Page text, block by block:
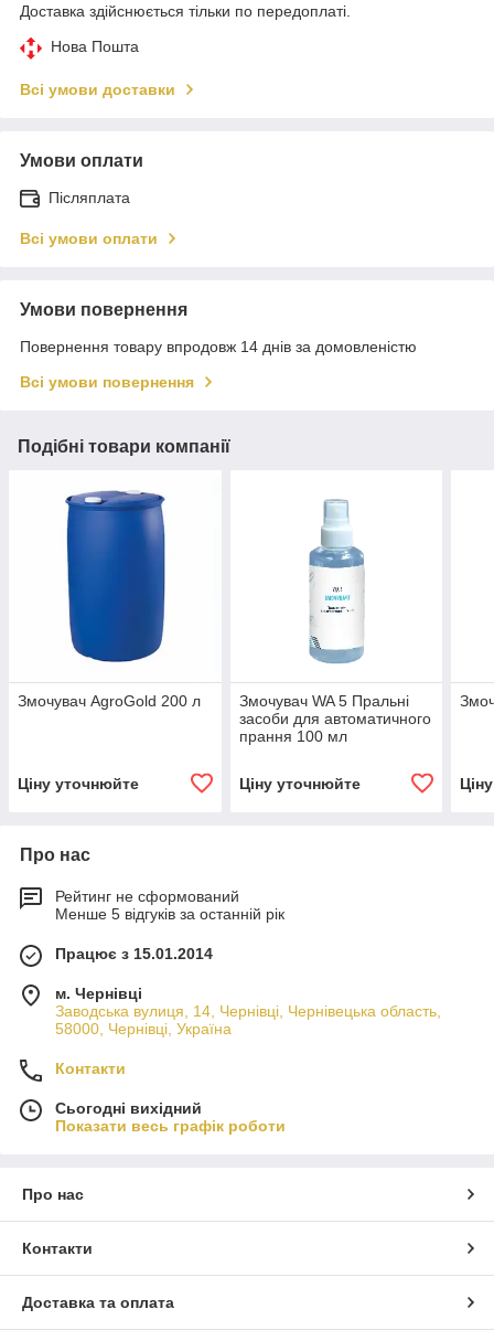
Доставка здійснюється тільки по передоплаті.
Нова Пошта
Всі умови доставки
Умови оплати
Післяплата
Всі умови оплати
Умови повернення
Повернення товару впродовж 14 днів за домовленістю
Всі умови повернення
Подібні товари компанії
Змочувач AgroGold 200 л
Ціну уточнюйте
Змочувач WA 5 Пральні
засоби для автоматичного
прання 100 мл
Ціну уточнюйте
Про нас
Рейтинг не сформований
Менше 5 відгуків за останній рік
Працює з 15.01.2014
м. Чернівці
Заводська вулиця, 14, Чернівці, Чернівецька область,
58000, Чернівці, Україна
Контакти
Сьогодні вихідний
Показати весь графік роботи
Про нас
Контакти
Доставка та оплата